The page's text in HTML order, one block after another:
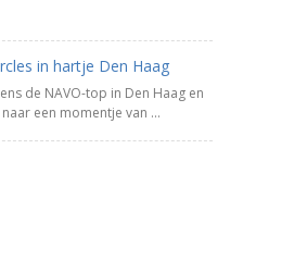
in hartje Den Haag
de NAVO-top in Den Haag en
een momentje van ...